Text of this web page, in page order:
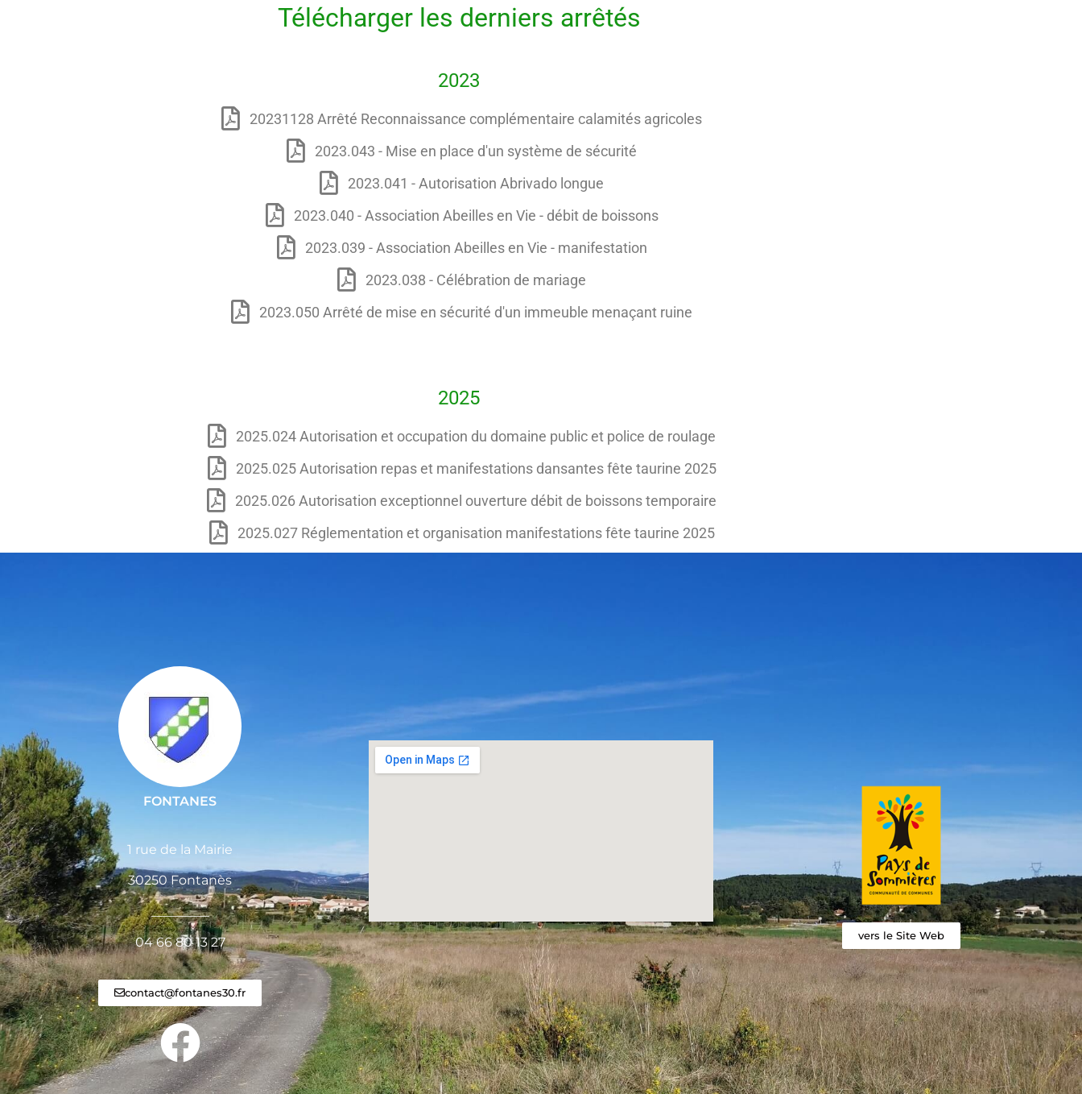
Télécharger les derniers arrêtés
2023
20231128 Arrêté Reconnaissance complémentaire calamités agricoles
2023.043 - Mise en place d'un système de sécurité
2023.041 - Autorisation Abrivado longue
2023.040 - Association Abeilles en Vie - débit de boissons
2023.039 - Association Abeilles en Vie - manifestation
2023.038 - Célébration de mariage
2023.050 Arrêté de mise en sécurité d'un immeuble menaçant ruine
2025
2025.024 Autorisation et occupation du domaine public et police de roulage
2025.025 Autorisation repas et manifestations dansantes fête taurine 2025
2025.026 Autorisation exceptionnel ouverture débit de boissons temporaire
2025.027 Réglementation et organisation manifestations fête taurine 2025
FONTANES
1 rue de la Mairie
30250 Fontanès
_________
04 66 80 13 27
contact@fontanes30.fr
vers le Site Web